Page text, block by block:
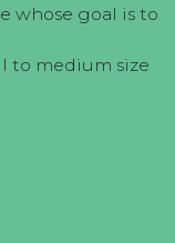
whose goal is to
to medium size